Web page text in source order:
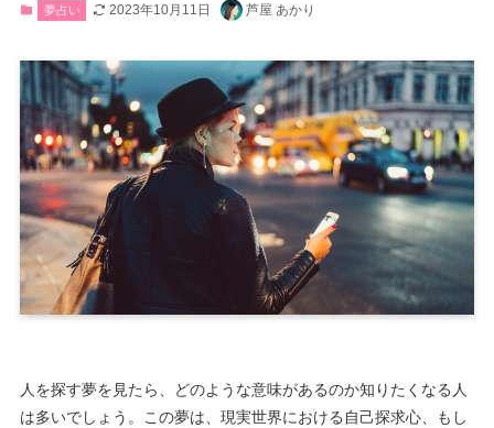
夢占い 2023年10月11日 芦屋 あかり
人を探す夢を見たら、どのような意味があるのか知りたくなる人
は多いでしょう。この夢は、現実世界における自己探求心、もし